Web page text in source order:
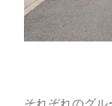
それぞれのグ